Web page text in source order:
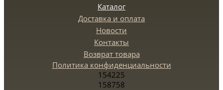
Каталог
Доставка и оплата
Новости
Контакты
Возврат товара
Политика конфиденциальности
154225
158758